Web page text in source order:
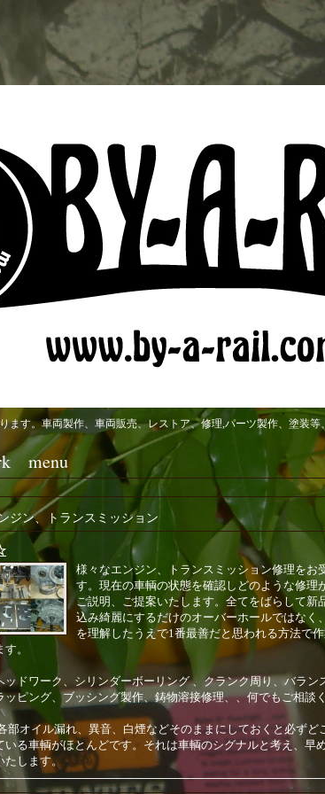
す。車両製作、車両販売、レストア、修理,パーツ製作、塗装等
menu
ジン、トランスミッション
様々なエンジン、トランスミッション修理をお
す。現在の車輌の状態を確認しどのような修理
ご説明、ご提案いたします。全てをばらして新
込み綺麗にするだけのオーバーホールではなく
を理解したうえで1番最善だと思われる方法で
す。
ッドワーク、シリンダーボーリング 、クランク周り、バラン
ッピング、ブッシング製作、鋳物溶接修理、、何でもご相談
部オイル漏れ、異音、白煙などそのままにしておくと必ずど
いる車輌がほとんどです。それは車輌のシグナルと考え、早
たします。